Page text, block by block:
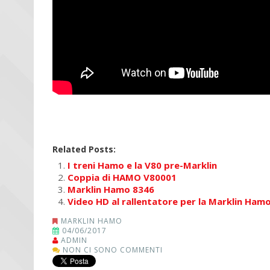
Related Posts:
I treni Hamo e la V80 pre-Marklin
Coppia di HAMO V80001
Marklin Hamo 8346
Video HD al rallentatore per la Marklin Hamo
MARKLIN HAMO
04/06/2017
ADMIN
NON CI SONO COMMENTI